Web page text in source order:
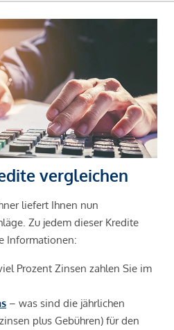
vergleichen
liefert Ihnen nun
Zu jedem dieser Kredite
Informationen:
Prozent Zinsen zahlen Sie im
– was sind die jährlichen
plus Gebühren) für den